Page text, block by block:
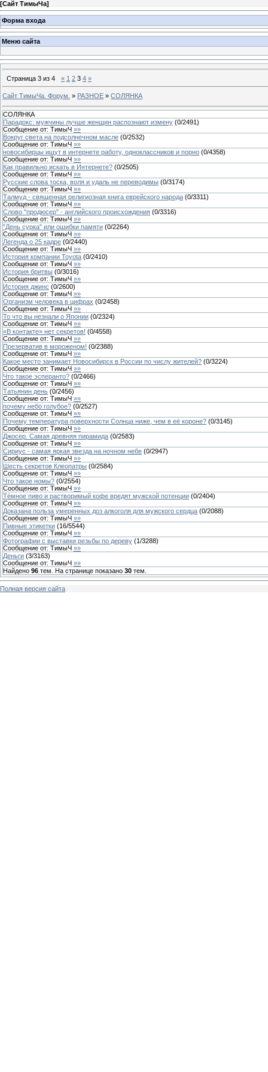
[Сайт ТимыЧа]
Форма входа
Меню сайта
Страница 3 из 4 « 1 2 3 4 »
Сайт ТимыЧа. Форум. » РАЗНОЕ » СОЛЯНКА
СОЛЯНКА
Парадокс: мужчины лучше женщин распознают измену (0/2491)
Сообщение от: ТимыЧ »»
Вокруг света на подсолнечном масле (0/2532)
Сообщение от: ТимыЧ »»
новосибирцы ищут в интернете работу, одноклассников и порно (0/4358)
Сообщение от: ТимыЧ »»
Как правильно искать в Интернете? (0/2505)
Сообщение от: ТимыЧ »»
Русские слова тоска, воля и удаль не переводимы (0/3174)
Сообщение от: ТимыЧ »»
Талмуд - священная религиозная книга еврейского народа (0/3311)
Сообщение от: ТимыЧ »»
Слово "продюсер" - английского происхождения (0/3316)
Сообщение от: ТимыЧ »»
"День сурка" или ошибки памяти (0/2264)
Сообщение от: ТимыЧ »»
Легенда о 25 кадре (0/2440)
Сообщение от: ТимыЧ »»
История компании Toyota (0/2410)
Сообщение от: ТимыЧ »»
История бритвы (0/3016)
Сообщение от: ТимыЧ »»
История джинс (0/2600)
Сообщение от: ТимыЧ »»
Организм человека в цифрах (0/2458)
Сообщение от: ТимыЧ »»
То что вы незнали о Японии (0/2324)
Сообщение от: ТимыЧ »»
«В контакте» нет секретов! (0/4558)
Сообщение от: ТимыЧ »»
Презерватив в мороженом! (0/2388)
Сообщение от: ТимыЧ »»
Какое место занимает Новосибирск в России по числу жителей? (0/3224)
Сообщение от: ТимыЧ »»
Что такое эсперанто? (0/2466)
Сообщение от: ТимыЧ »»
Татьянин день (0/2456)
Сообщение от: ТимыЧ »»
почему небо голубое? (0/2527)
Сообщение от: ТимыЧ »»
Почему температура поверхности Солнца ниже, чем в её короне? (0/3145)
Сообщение от: ТимыЧ »»
Джосер. Самая древняя пирамида (0/2583)
Сообщение от: ТимыЧ »»
Сириус - самая яркая звезда на ночном небе (0/2947)
Сообщение от: ТимыЧ »»
Шесть секретов Клеопатры (0/2584)
Сообщение от: ТимыЧ »»
Что такое номы? (0/2554)
Сообщение от: ТимыЧ »»
Тёмное пиво и растворимый кофе вредят мужской потенции (0/2404)
Сообщение от: ТимыЧ »»
Доказана польза умеренных доз алкоголя для мужского сердца (0/2088)
Сообщение от: ТимыЧ »»
Пивные этикетки (16/5544)
Сообщение от: ТимыЧ »»
Фотографии с выставки резьбы по дереву (1/3288)
Сообщение от: ТимыЧ »»
Деньги (3/3163)
Сообщение от: ТимыЧ »»
Найдено 96 тем. На странице показано 30 тем.
Полная версия сайта